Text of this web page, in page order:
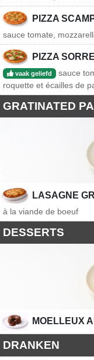
PIZZA
sauce tomate,
PIZZA
vaak geliefd
sauce
roquette et écailles de
GRATINATED
LASAGNE
à la viande de boeuf
DESSERTS
MOELLEUX
DRANKEN